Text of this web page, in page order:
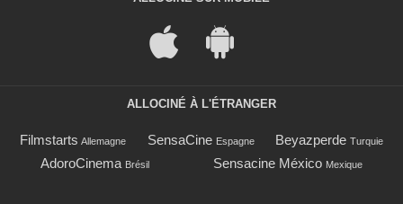
ALLOCINÉ À L'ÉTRANGER
Filmstarts Allemagne SensaCine Espagne Beyazperde Turquie
AdoroCinema Brésil Sensacine México Mexique